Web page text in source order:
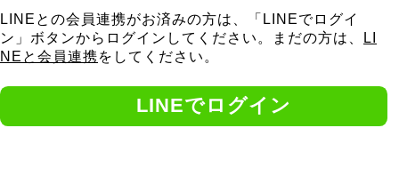
LINEとの会員連携がお済みの方は、「LINEでログイ
ン」ボタンからログインしてください。まだの方は、
LI
NEと会員連携をしてください。